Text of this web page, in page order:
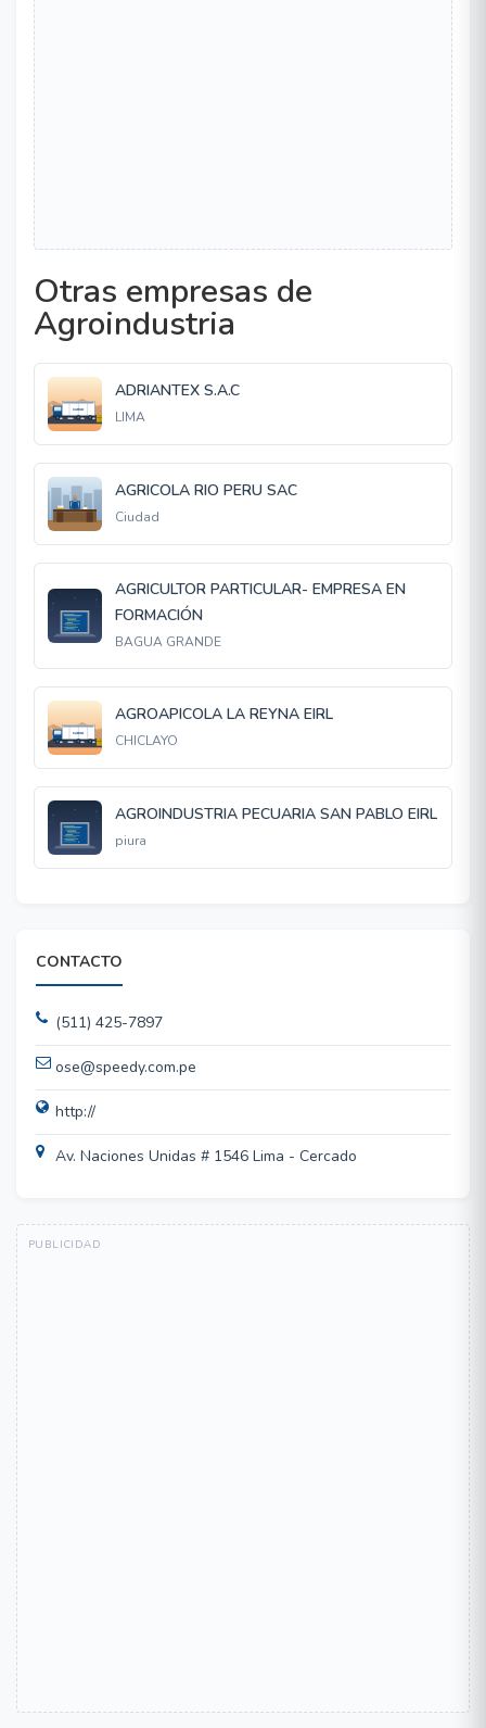
Otras empresas de
Agroindustria
ADRIANTEX S.A.C
LIMA
AGRICOLA RIO PERU SAC
Ciudad
AGRICULTOR PARTICULAR- EMPRESA EN
FORMACIÓN
BAGUA GRANDE
AGROAPICOLA LA REYNA EIRL
CHICLAYO
AGROINDUSTRIA PECUARIA SAN PABLO EIRL
piura
CONTACTO
(511) 425-7897
ose@speedy.com.pe
http://
Av. Naciones Unidas # 1546 Lima - Cercado